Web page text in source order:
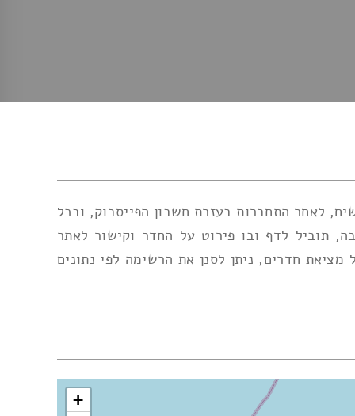
לאחר התחברות בעזרת חשבון הפייסבוק, ובכל
תוביל לדף ובו פירוט על החדר וקישור לאתר
חדרים, ניתן לסנן את הרשימה לפי נתונים
+